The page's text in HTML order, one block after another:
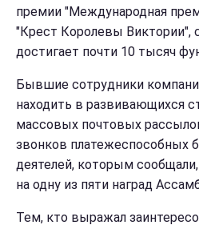
премии "Международная
"Крест Королевы Виктории",
достигает почти 10 тысяч
Бывшие сотрудники
находить в развивающихся
массовых почтовых
звонков платежеспособных
деятелей, которым
на одну из пяти наград
Тем, кто выражал